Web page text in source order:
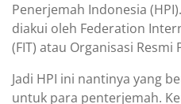
Penerjemah Indonesia
diakui oleh Federation
(FIT) atau Organisasi
Jadi HPI ini nantinya yang
untuk para penterjemah.